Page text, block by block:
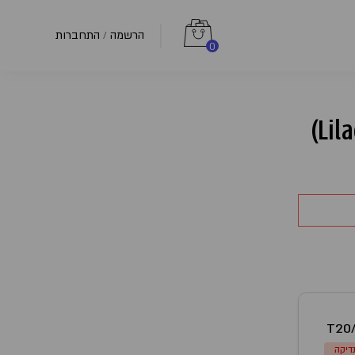
0
הרשמה / התחברות